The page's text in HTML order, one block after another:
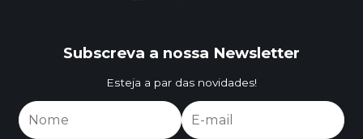
Subscreva a nossa Newsletter
Esteja a par das novidades!